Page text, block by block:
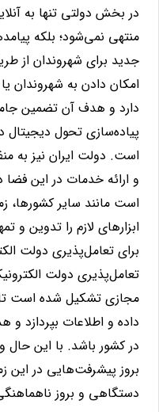
در بخش دولتی تنها به
منتهی نمی‌شود؛ بلکه
جدید برای شهروندان از
امکان دادن به شهروندان
دارد و هدف آن تضمین
پیاده‌سازی تحول
است. دولت ایران نیز به
و ارائه خدمات در این
است مانند سایر کشورها،
ابزارهای لازم را تدوین و
برای تعامل‌پذیری دولت
تعامل‌پذیری دولت
مجازی تشکیل شده است
داده و اطلاعات بپردازد
در کشور باشد. با این حال
بروز پیشرفت‌هایی در این
دستگاهی و بروز